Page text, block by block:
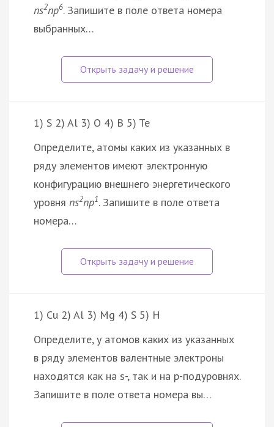
ns2np6. Запишите в поле ответа номера
выбранных…
1) S 2) Al 3) O 4) B 5) Te
Определите, атомы каких из указанных в
ряду элементов имеют электронную
конфигурацию внешнего энергетического
уровня ns2np1. Запишите в поле ответа
номера…
1) Cu 2) Al 3) Mg 4) S 5) H
Определите, у атомов каких из указанных
в ряду элементов валентные электроны
находятся как на s-, так и на p-подуровнях.
Запишите в поле ответа номера вы…